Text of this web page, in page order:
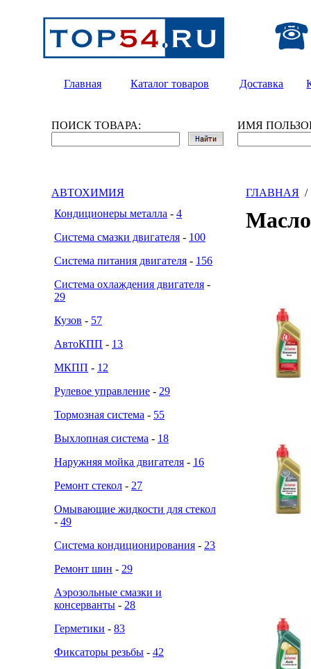
Главная Каталог товаров Доставка
ПОИСК ТОВАРА: ИМЯ
АВТОХИМИЯ
Кондиционеры металла - 4
Система смазки двигателя - 100
Система питания двигателя - 156
Система охлаждения двигателя -
29
Кузов - 57
АвтоКПП - 13
МКПП - 12
Рулевое управление - 29
Тормозная система - 55
Выхлопная система - 18
Наружняя мойка двигателя - 16
Ремонт стекол - 27
Омывающие жидкости для стекол
- 49
Система кондиционирования - 23
Ремонт шин - 29
Аэрозольные смазки и
консерванты - 28
Герметики - 83
Фиксаторы резьбы - 42
ГЛАВНАЯ